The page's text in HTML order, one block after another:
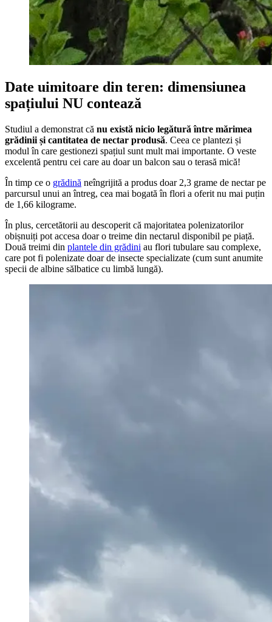
Date uimitoare din teren: dimensiunea
spațiului NU contează
Studiul a demonstrat că nu există nicio legătură între mărimea
grădinii și cantitatea de nectar produsă. Ceea ce plantezi și
modul în care gestionezi spațiul sunt mult mai importante. O veste
excelentă pentru cei care au doar un balcon sau o terasă mică!
În timp ce o grădină neîngrijită a produs doar 2,3 grame de nectar pe
parcursul unui an întreg, cea mai bogată în flori a oferit nu mai puțin
de 1,66 kilograme.
În plus, cercetătorii au descoperit că majoritatea polenizatorilor
obișnuiți pot accesa doar o treime din nectarul disponibil pe piață.
Două treimi din plantele din grădini au flori tubulare sau complexe,
care pot fi polenizate doar de insecte specializate (cum sunt anumite
specii de albine sălbatice cu limbă lungă).